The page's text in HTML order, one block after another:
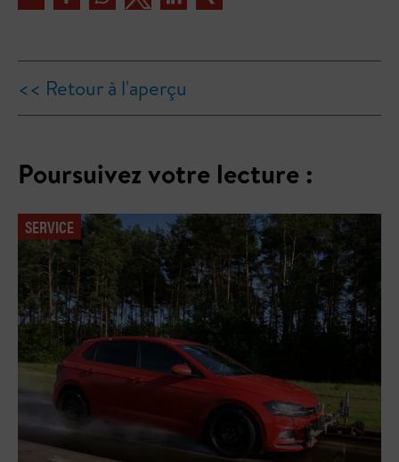
<< Retour à l'aperçu
Poursuivez votre lecture :
SERVICE